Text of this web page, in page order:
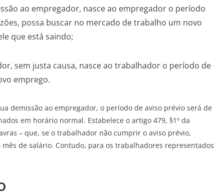
ao empregador, nasce ao empregador o período
possa buscar no mercado de trabalho um novo
que está saindo;
sem justa causa, nasce ao trabalhador o período de
emprego.
demissão ao empregador, o período de aviso prévio será de
em horário normal. Estabelece o artigo 479, §1º da
– que, se o trabalhador não cumprir o aviso prévio,
de salário. Contudo, para os trabalhadores representados